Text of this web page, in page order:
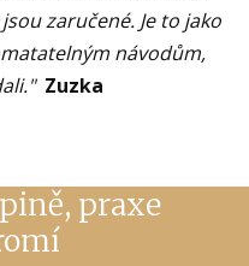
zaručené. Je to jako
návodům,
Zuzka
praxe